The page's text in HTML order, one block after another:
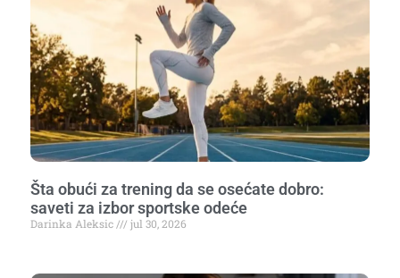
Šta obući za trening da se osećate dobro:
saveti za izbor sportske odeće
Darinka Aleksic jul 30, 2026